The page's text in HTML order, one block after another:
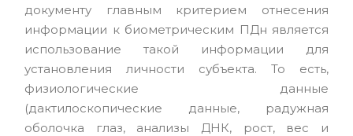
документу главным критерием отнесения
информации к биометрическим ПДн является
использование такой информации для
установления личности субъекта. То есть,
физиологические данные
(дактилоскопические данные, радужная
оболочка глаз, анализы ДНК, рост, вес и